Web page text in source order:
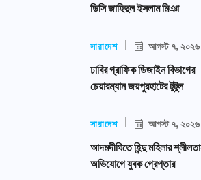
ডিসি জাহিদুল ইসলাম মিঞা
সারাদেশ আগস্ট ৭, ২০২৬
ঢাবির গ্রাফিক ডিজাইন বিভাগের
চেয়ারম্যান জয়পুরহাটের টুটুল
সারাদেশ আগস্ট ৭, ২০২৬
আদমদীঘিতে হিন্দু মহিলার
অভিযোগে যুবক গ্রেপ্তার